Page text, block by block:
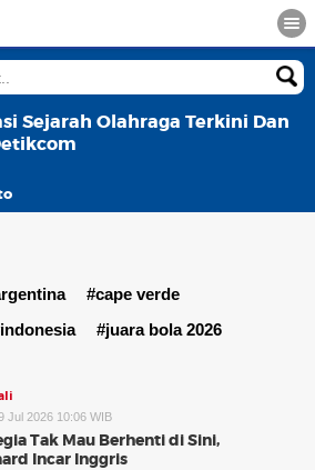
Sejarah Olahraga Terkini Dan
#cape verde
#juara bola 2026
Jul 2026 10:06 WIB
Tak Mau Berhenti di Sini,
Incar Inggris